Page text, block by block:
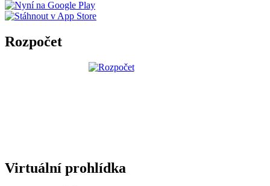
Rozpočet
Virtuální prohlídka